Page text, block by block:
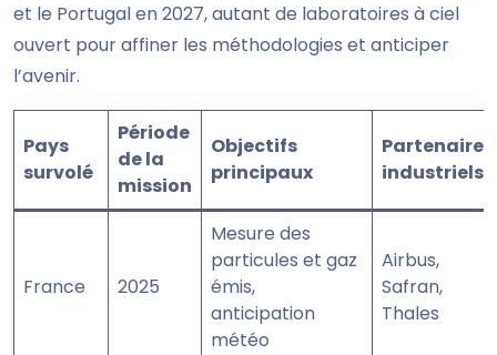
et le Portugal en 2027, autant de laboratoires à ciel
ouvert pour affiner les méthodologies et anticiper
l’avenir.
Pays
survolé
Période
de la
mission
Objectifs
principaux
Partenaires
industriels
France 2025
Mesure des
particules et gaz
émis,
anticipation
météo
Airbus,
Safran,
Thales